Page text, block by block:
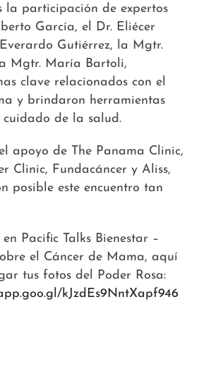
la participación de expertos
García, el Dr. Eliécer
Gutiérrez, la Mgtr.
Mgtr. María Bartoli,
clave relacionados con el
y brindaron herramientas
de la salud.
apoyo de The Panama Clinic,
Clinic, Fundacáncer y Aliss,
posible este encuentro tan
Pacific Talks Bienestar –
el Cáncer de Mama, aquí
tus fotos del Poder Rosa:
kJzdEs9NntXapf946